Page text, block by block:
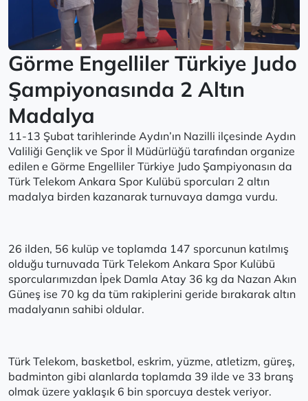
Görme Engelliler Türkiye Judo
Şampiyonasında 2 Altın
Madalya
11-13 Şubat tarihlerinde Aydın’ın Nazilli ilçesinde Aydın
Valiliği Gençlik ve Spor İl Müdürlüğü tarafından organize
edilen e Görme Engelliler Türkiye Judo Şampiyonasın da
Türk Telekom Ankara Spor Kulübü sporcuları 2 altın
madalya birden kazanarak turnuvaya damga vurdu.
26 ilden, 56 kulüp ve toplamda 147 sporcunun katılmış
olduğu turnuvada Türk Telekom Ankara Spor Kulübü
sporcularımızdan İpek Damla Atay 36 kg da Nazan Akın
Güneş ise 70 kg da tüm rakiplerini geride bırakarak altın
madalyanın sahibi oldular.
Türk Telekom, basketbol, eskrim, yüzme, atletizm, güreş,
badminton gibi alanlarda toplamda 39 ilde ve 33 branş
olmak üzere yaklaşık 6 bin sporcuya destek veriyor.